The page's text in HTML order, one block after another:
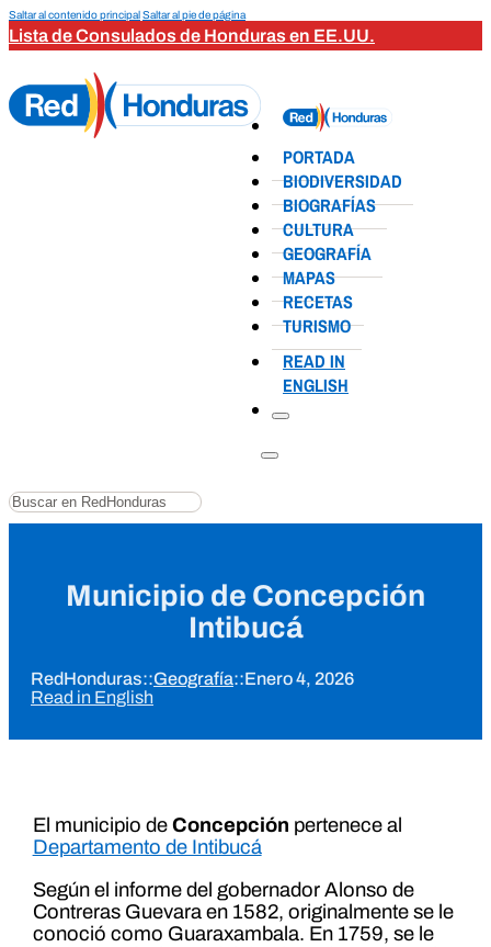
Saltar al contenido principalSaltar al pie de página
Lista de Consulados de Honduras en EE.UU.
PORTADA
BIODIVERSIDAD
BIOGRAFÍAS
CULTURA
GEOGRAFÍA
MAPAS
RECETAS
TURISMO
READ IN
ENGLISH
Buscar
Municipio de Concepción
Intibucá
RedHonduras::Geografía::Enero 4, 2026
Read in English
El municipio de Concepción pertenece al
Departamento de Intibucá
Según el informe del gobernador Alonso de
Contreras Guevara en 1582, originalmente se le
conoció como Guaraxambala. En 1759, se le